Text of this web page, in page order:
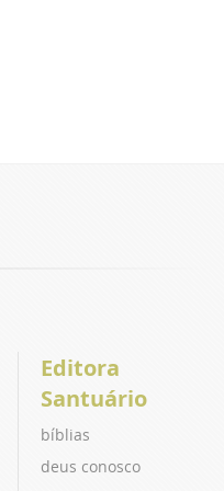
Editora
Santuário
bíblias
deus conosco